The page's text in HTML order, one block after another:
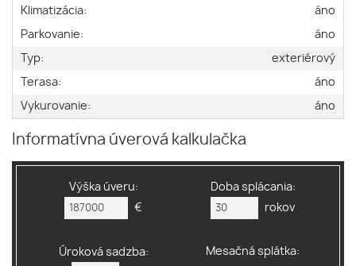
Klimatizácia:
áno
Parkovanie:
áno
Typ:
exteriérový
Terasa:
áno
Vykurovanie:
áno
Informatívna úverová kalkulačka
Výška úveru:
€
Doba splácania:
rokov
Úroková sadzba:
Mesačná splátka: